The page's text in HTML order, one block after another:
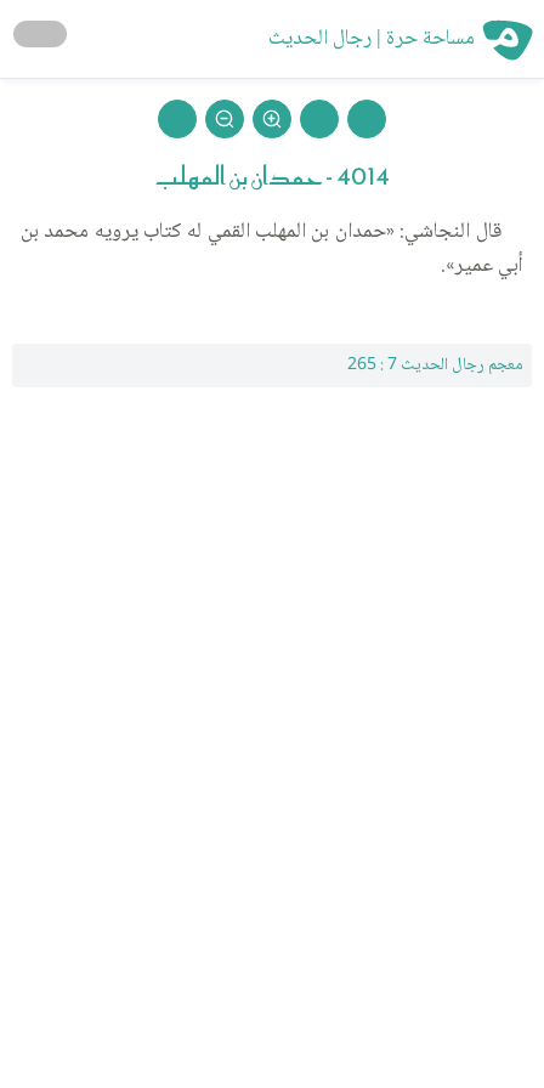
مساحة حرة | رجال الحديث
4014 - حمدان بن المهلب
قال النجاشي: «حمدان بن المهلب القمي له كتاب يرويه محمد بن
أبي عمير».
معجم رجال الحديث 7 : 265